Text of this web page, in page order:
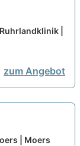
d) für die
-
|
zum Angebot
w/d) für
| Moers